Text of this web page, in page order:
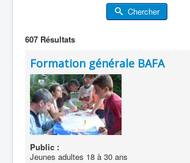
Chercher
607 Résultats
Formation générale BAFA
Public :
Jeunes adultes 18 à 30 ans